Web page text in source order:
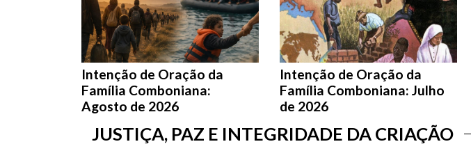
Intenção de Oração da
Família Comboniana:
Agosto de 2026
Intenção de Oração da
Família Comboniana: Julho
de 2026
JUSTIÇA, PAZ E INTEGRIDADE DA CRIAÇÃO